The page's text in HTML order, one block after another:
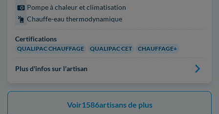
Pompe à chaleur et climatisation
Chauffe-eau thermodynamique
Certifications
QUALIPAC CHAUFFAGE QUALIPAC CET CHAUFFAGE+
Plus d'infos sur l'artisan
Voir1586artisans de plus